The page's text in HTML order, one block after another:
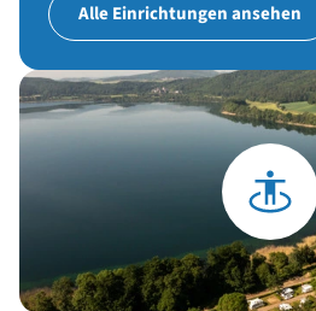
Alle Einrichtungen ansehen